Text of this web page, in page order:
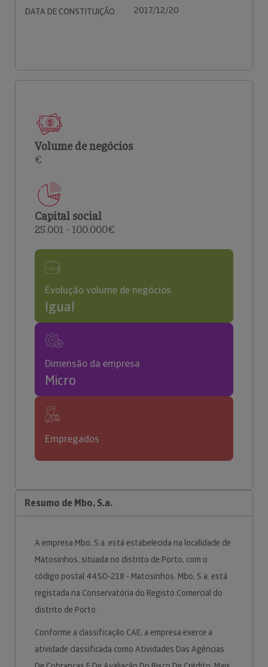
DATA DE CONSTITUIÇÃO 2017/12/20
Volume de negócios
€
Capital social
25.001 - 100.000€
Evolução volume de negócios
Igual
Dimensão da empresa
Micro
Empregados
Resumo de Mbo, S.a.
A empresa Mbo, S.a. está estabelecida na localidade de
Matosinhos, situada no distrito de Porto, com o
código postal 4450-218 - Matosinhos. Mbo, S.a. está
registada na Conservatória do Registo Comercial do
distrito de Porto.
Conforme a classificação CAE, a empresa exerce a
atividade classificada como Atividades Das Agências